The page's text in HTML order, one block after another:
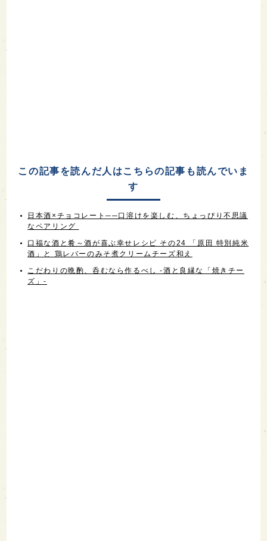
この記事を読んだ人はこちらの記事も読んでいま
す
日本酒×チョコレート──口溶けを楽しむ、ちょっぴり不思議
なペアリング
口福な酒と肴～酒が喜ぶ幸せレシピ その24 「原田 特別純米
酒」と 鶏レバーのみそ煮クリームチーズ和え
こだわりの晩酌、呑むなら作るべし -酒と良縁な「焼きチー
ズ」-